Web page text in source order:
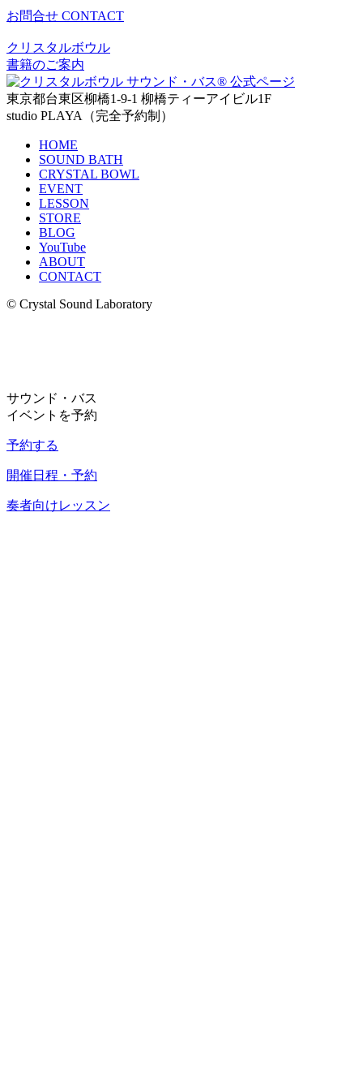
お問合せ CONTACT
クリスタルボウル
書籍のご案内
東京都台東区柳橋1-9-1 柳橋ティーアイビル1F
studio PLAYA（完全予約制）
HOME
SOUND BATH
CRYSTAL BOWL
EVENT
LESSON
STORE
BLOG
YouTube
ABOUT
CONTACT
© Crystal Sound Laboratory
サウンド・バス
イベントを予約
予約する
開催日程・予約
奏者向けレッスン